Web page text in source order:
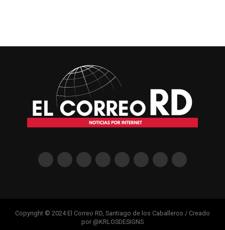
Copyright © 2024 El Correo RD, Santiago de los Caballeros / Creado
por @KRLOSDESIGNS